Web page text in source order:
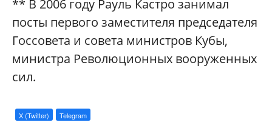
** В 2006 году Рауль Кастро занимал
посты первого заместителя председателя
Госсовета и совета министров Кубы,
министра Революционных вооруженных
сил.
X (Twitter) Telegram